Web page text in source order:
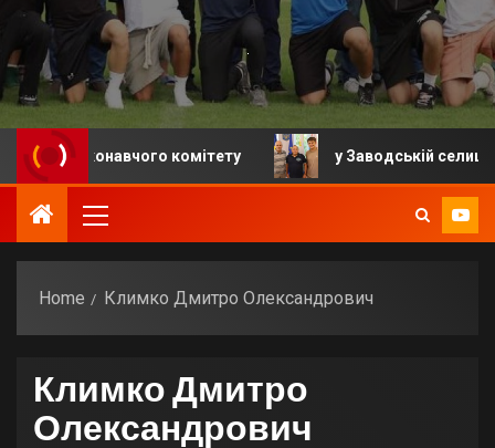
виконавчого комітету у Заводській селищній
Home Климко Дмитро Олександрович
Климко Дмитро
Олександрович